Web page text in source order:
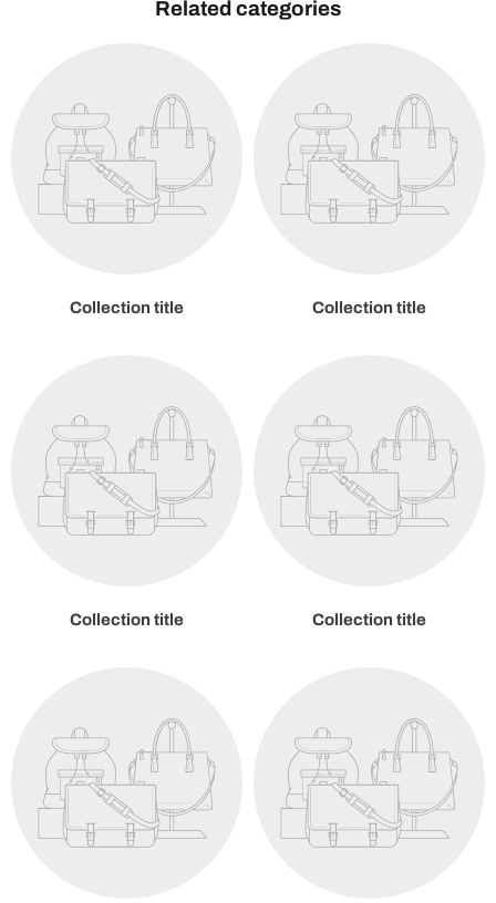
Related categories
Collection title Collection title
Collection title Collection title